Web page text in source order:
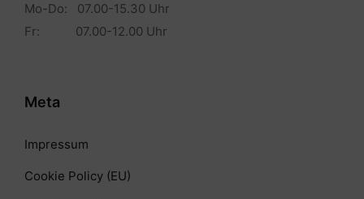
Mo-Do: 07.00-15.30 Uhr
Fr: 07.00-12.00 Uhr
Meta
Impressum
Cookie Policy (EU)